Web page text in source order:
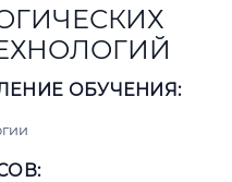
ОБУЧЕНИЯ: